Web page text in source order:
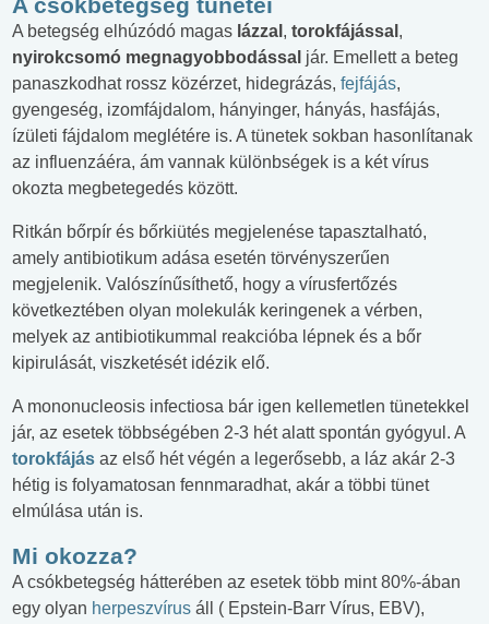
A csókbetegség tünetei
A betegség elhúzódó magas lázzal , torokfájással ,
nyirokcsomó megnagyobbodással jár. Emellett a beteg
panaszkodhat rossz közérzet, hidegrázás, fejfájás,
gyengeség, izomfájdalom, hányinger, hányás, hasfájás,
ízületi fájdalom meglétére is. A tünetek sokban hasonlítanak
az influenzáéra, ám vannak különbségek is a két vírus
okozta megbetegedés között.
Ritkán bőrpír és bőrkiütés megjelenése tapasztalható,
amely antibiotikum adása esetén törvényszerűen
megjelenik. Valószínűsíthető, hogy a vírusfertőzés
következtében olyan molekulák keringenek a vérben,
melyek az antibiotikummal reakcióba lépnek és a bőr
kipirulását, viszketését idézik elő.
A mononucleosis infectiosa bár igen kellemetlen tünetekkel
jár, az esetek többségében 2-3 hét alatt spontán gyógyul. A
torokfájás az első hét végén a legerősebb, a láz akár 2-3
hétig is folyamatosan fennmaradhat, akár a többi tünet
elmúlása után is.
Mi okozza?
A csókbetegség hátterében az esetek több mint 80%-ában
egy olyan herpeszvírus áll ( Epstein-Barr Vírus, EBV),